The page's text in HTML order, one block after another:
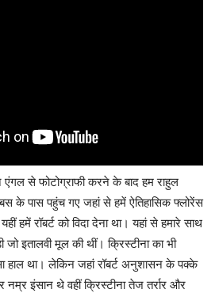
एंगल से फोटोग्राफी करने के बाद हम राहुल
बस के पास पहुंच गए जहां से हमें ऐतिहासिक फ्लोरेंस
हमें रॉबर्ट को विदा देना था। यहां से हमारे साथ
इतालवी मूल की थीं। क्रिस्टीना का भी
हाल था। लेकिन जहां रॉबर्ट अनुशासन के पक्के
इंसान थे वहीं क्रिस्टीना तेज तर्रार और